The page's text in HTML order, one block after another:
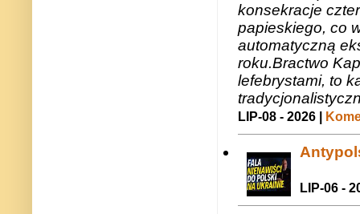
konsekracje
papieskiego, co
automatyczną
roku.Bractwo
lefebrystami, to
LIP-08 - 2026 |
LIP-06 -